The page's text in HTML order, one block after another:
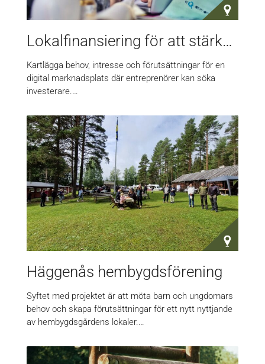
Lokalfinansiering för att stärka det lokala entreprenörskapet, förstudie
Kartlägga behov, intresse och förutsättningar för en
digital marknadsplats där entreprenörer kan söka
investerare.…
Häggenås hembygdsförening
Syftet med projektet är att möta barn och ungdomars
behov och skapa förutsättningar för ett nytt nyttjande
av hembygdsgårdens lokaler.…